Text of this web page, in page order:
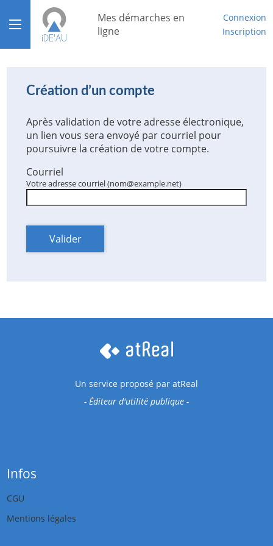
Mes démarches en
ligne
Connexion
Inscription
Ouvrir le menu
Aide
Mon tableau de bord
Création d’un compte
Après validation de votre adresse électronique,
un lien vous sera envoyé par courriel pour
poursuivre la création de votre compte.
Courriel
Votre adresse courriel (nom@example.net)
Valider
Un service proposé par atReal
- Éditeur d'utilité publique -
Infos
CGU
Mentions légales